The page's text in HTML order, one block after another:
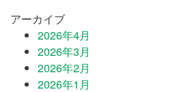
アーカイブ
2026年4月
2026年3月
2026年2月
2026年1月